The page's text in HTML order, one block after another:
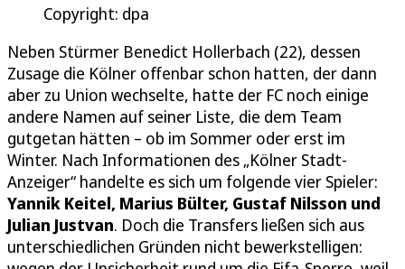
Copyright: dpa
Neben Stürmer Benedict Hollerbach (22), dessen
Zusage die Kölner offenbar schon hatten, der dann
aber zu Union wechselte, hatte der FC noch einige
andere Namen auf seiner Liste, die dem Team
gutgetan hätten – ob im Sommer oder erst im
Winter. Nach Informationen des „Kölner Stadt-
Anzeiger“ handelte es sich um folgende vier Spieler:
Yannik Keitel, Marius Bülter, Gustaf Nilsson und
Julian Justvan. Doch die Transfers ließen sich aus
unterschiedlichen Gründen nicht bewerkstelligen: